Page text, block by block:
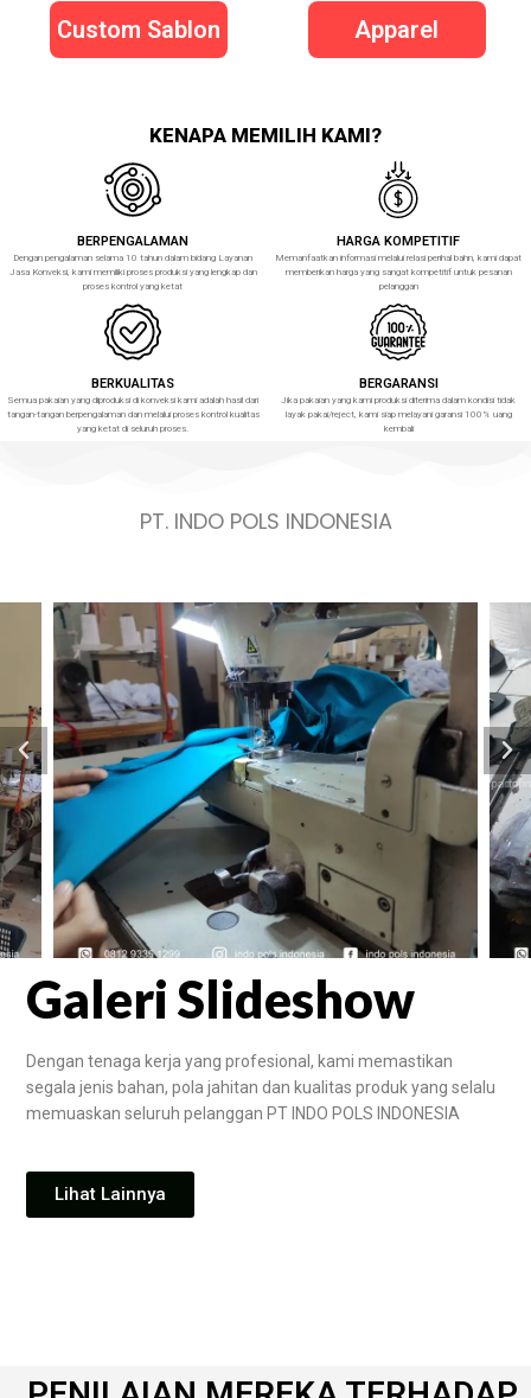
Custom Sablon Apparel
KENAPA MEMILIH KAMI?
BERPENGALAMAN
Dengan pengalaman selama 10 tahun dalam bidang Layanan
Jasa Konveksi, kami memiliki proses produksi yang lengkap dan
proses kontrol yang ketat
HARGA KOMPETITIF
Memanfaatkan informasi melalui relasi perihal bahn, kami dapat
memberikan harga yang sangat kompetitif untuk pesanan
pelanggan
BERKUALITAS
Semua pakaian yang diproduksi di konveksi kami adalah hasil dari
tangan-tangan berpengalaman dan melalui proses kontrol kualitas
yang ketat di seluruh proses.
BERGARANSI
Jika pakaian yang kami produksi diterima dalam kondisi tidak
layak pakai/reject, kami siap melayani garansi 100% uang
kembali
PT. INDO POLS INDONESIA
Galeri Slideshow
Dengan tenaga kerja yang profesional, kami memastikan
segala jenis bahan, pola jahitan dan kualitas produk yang selalu
memuaskan seluruh pelanggan PT INDO POLS INDONESIA
Lihat Lainnya